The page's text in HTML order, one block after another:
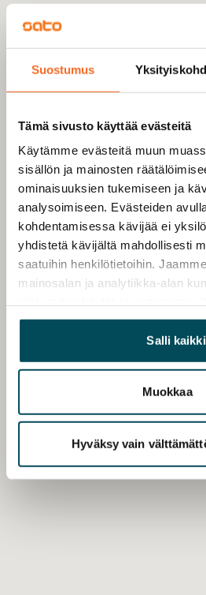
Suostumus
Tämä sivusto käyttää evästeitä
Käytämme evästeitä muun
sisällön ja mainosten
ominaisuuksien tukemiseen ja
analysoimiseen. Evästeiden
kohdentamisessa kävijää ei
yhdistetä kävijältä mahdollisesti
saatuihin henkilötietoihin.
mainosalan ja analytiikka-alan
yhdistää näitä tietoja muihin
heille tai joita on kerätty, kun olet
palvelujaan.
Salli kaikki
Muokkaa
Hyväksy vain